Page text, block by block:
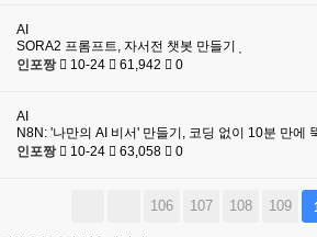
AI
SORA2 프롬프트, 자서전 챗봇 만들기
인포짱
10-24 61,942 0
AI
N8N: '나만의 AI 비서' 만들기, 코딩 없이 10분 만에
인포짱
10-24 63,058 0
106 107 108 109